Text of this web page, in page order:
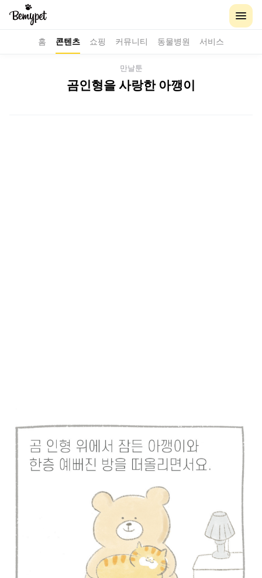
홈 콘텐츠 쇼핑 커뮤니티 동물병원 서비스
만날툰
곰인형을 사랑한 아깽이